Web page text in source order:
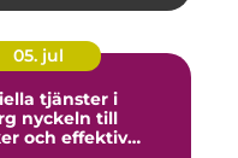
05. jul
tjänster i
till
och effektiv